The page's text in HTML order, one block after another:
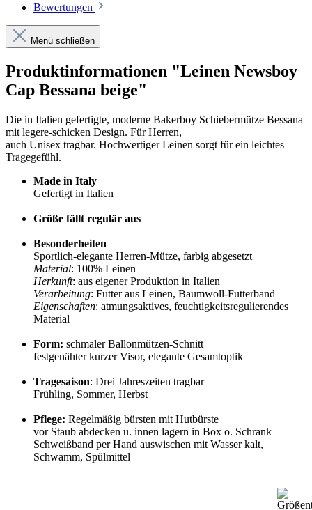
Bewertungen
Menü schließen
Produktinformationen "Leinen Newsboy
Cap Bessana beige"
Die in Italien gefertigte, moderne Bakerboy Schiebermütze Bessana
mit legere-schicken Design. Für Herren,
auch Unisex tragbar. Hochwertiger Leinen sorgt für ein leichtes
Tragegefühl.
Made in Italy
Gefertigt in Italien
Größe fällt regulär aus
Besonderheiten
Sportlich-elegante Herren-Mütze, farbig abgesetzt
Material: 100% Leinen
Herkunft: aus eigener Produktion in Italien
Verarbeitung: Futter aus Leinen, Baumwoll-Futterband
Eigenschaften: atmungsaktives, feuchtigkeitsregulierendes
Material
Form: schmaler Ballonmützen-Schnitt
festgenähter kurzer Visor, elegante Gesamtoptik
Tragesaison: Drei Jahreszeiten tragbar
Frühling, Sommer, Herbst
Pflege: Regelmäßig bürsten mit Hutbürste
vor Staub abdecken u. innen lagern in Box o. Schrank
Schweißband per Hand auswischen mit Wasser kalt,
Schwamm, Spülmittel